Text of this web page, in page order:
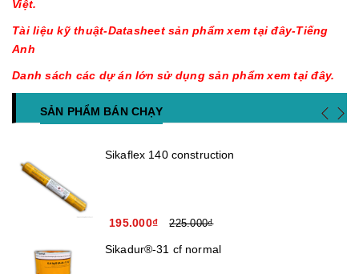
Việt.
Tài liệu kỹ thuật-Datasheet sản phẩm xem tại đây-Tiếng
Anh
Danh sách các dự án lớn sử dụng sản phẩm xem tại đây.
SẢN PHẨM BÁN CHẠY
Sikaflex 140 construction
195.000₫ 225.000₫
Sikadur®-31 cf normal